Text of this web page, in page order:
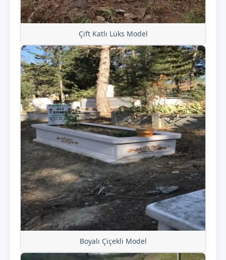
Çift Katlı Lüks Model
Boyalı Çiçekli Model